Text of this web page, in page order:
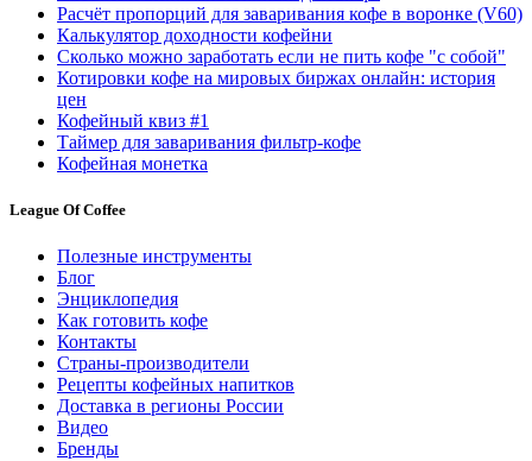
Расчёт пропорций для заваривания кофе в воронке (V60)
Калькулятор доходности кофейни
Сколько можно заработать если не пить кофе "с собой"
Котировки кофе на мировых биржах онлайн: история
цен
Кофейный квиз #1
Таймер для заваривания фильтр-кофе
Кофейная монетка
League Of Coffee
Полезные инструменты
Блог
Энциклопедия
Как готовить кофе
Контакты
Страны-производители
Рецепты кофейных напитков
Доставка в регионы России
Видео
Бренды